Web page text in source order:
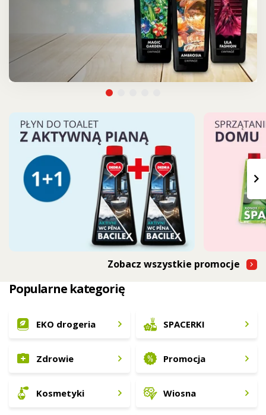
›
Zobacz wszystkie promocje
Popularne kategorię
EKO drogeria
Zdrowie
Kosmetyki
SPACERKI
Promocja
Wiosna